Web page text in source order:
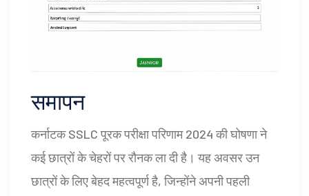
समापन
कर्नाटक SSLC पूरक परीक्षा परिणाम 2024 की घोषणा ने
कई छात्रों के चेहरों पर रौनक ला दी है। यह अवसर उन
छात्रों के लिए बेहद महत्वपूर्ण है, जिन्होंने अपनी पहली